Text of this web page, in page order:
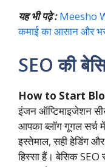
यह भी पढ़े : Meesho
कमाई का आसान और
SEO की
How to Start
इंजन ऑप्टिमाइजेशन
आपका ब्लॉग गूगल सर्च
इस्तेमाल, सही हेडिंग
हिस्सा हैं। बेसिक